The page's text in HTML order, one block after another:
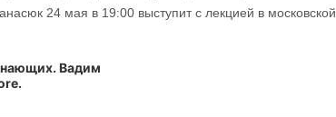
24 мая в 19:00 выступит с лекцией в московской